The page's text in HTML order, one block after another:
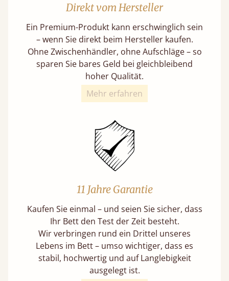
Direkt vom Hersteller
Ein Premium-Produkt kann erschwinglich sein
– wenn Sie direkt beim Hersteller kaufen.
Ohne Zwischenhändler, ohne Aufschläge – so
sparen Sie bares Geld bei gleichbleibend
hoher Qualität.
Mehr erfahren
11 Jahre Garantie
Kaufen Sie einmal – und seien Sie sicher, dass
Ihr Bett den Test der Zeit besteht.
Wir verbringen rund ein Drittel unseres
Lebens im Bett – umso wichtiger, dass es
stabil, hochwertig und auf Langlebigkeit
ausgelegt ist.